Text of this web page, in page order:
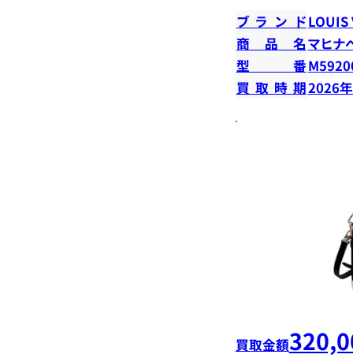
ブランドLOUIS
商品名マヒナ
型番
買取時期2026
買取金額